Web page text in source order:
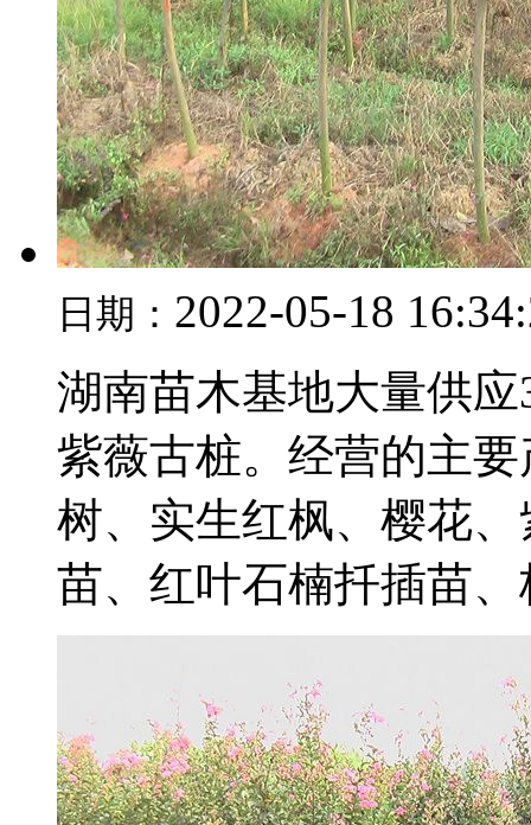
日期： 2022-05-18
湖南苗木基地大量供
紫薇古桩。经营的主
树、实生红枫、樱花
苗、红叶石楠扦插苗